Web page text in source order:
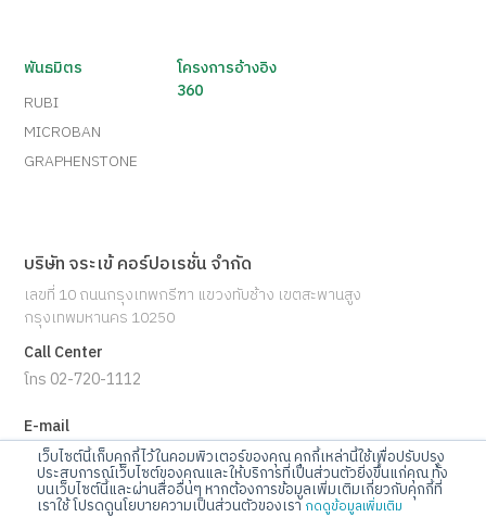
เว็บไซต์นี้เก็บคุกกี้ไว้ในคอมพิวเตอร์ของคุณ คุกกี้เหล่านี้ใช้เพื่อปรับปรุง
ประสบการณ์เว็บไซต์ของคุณและให้บริการที่เป็นส่วนตัวยิ่งขึ้นแก่คุณ ทั้ง
บนเว็บไซต์นี้และผ่านสื่ออื่นๆ หากต้องการข้อมูลเพิ่มเติมเกี่ยวกับคุกกี้ที่
เราใช้ โปรดดูนโยบายความเป็นส่วนตัวของเรากดดูข้อมูลเพิ่มเติม
พันธมิตร
RUBI
MICROBAN
GRAPHENSTONE
โครงการอ้างอิง
360
บริษัท จระเข้ คอร์ปอเรชั่น จำกัด
เลขที่ 10 ถนนกรุงเทพกรีฑา แขวงทับช้าง เขตสะพานสูง
กรุงเทพมหานคร 10250
Call Center
โทร 02-720-1112
E-mail
info@jorakay.co.th
Social